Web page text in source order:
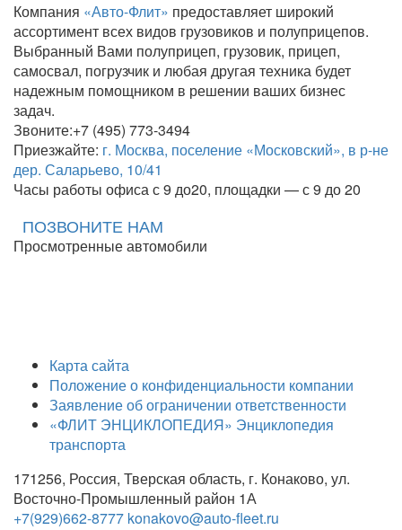
Компания «Авто-Флит» предоставляет широкий
ассортимент всех видов грузовиков и полуприцепов.
Выбранный Вами полуприцеп, грузовик, прицеп,
самосвал, погрузчик и любая другая техника будет
надежным помощником в решении ваших бизнес
задач.
Звоните:+7 (495) 773-3494
Приезжайте: г. Москва, поселение «Московский», в р-не
дер. Саларьево, 10/41
Часы работы офиса с 9 до20, площадки — с 9 до 20
ПОЗВОНИТЕ НАМ
Просмотренные автомобили
Карта сайта
Положение о конфиденциальности компании
Заявление об ограничении ответственности
«ФЛИТ ЭНЦИКЛОПЕДИЯ» Энциклопедия
транспорта
171256, Россия, Тверская область, г. Конаково, ул.
Восточно-Промышленный район 1А
+7(929)662-8777 konakovo@auto-fleet.ru